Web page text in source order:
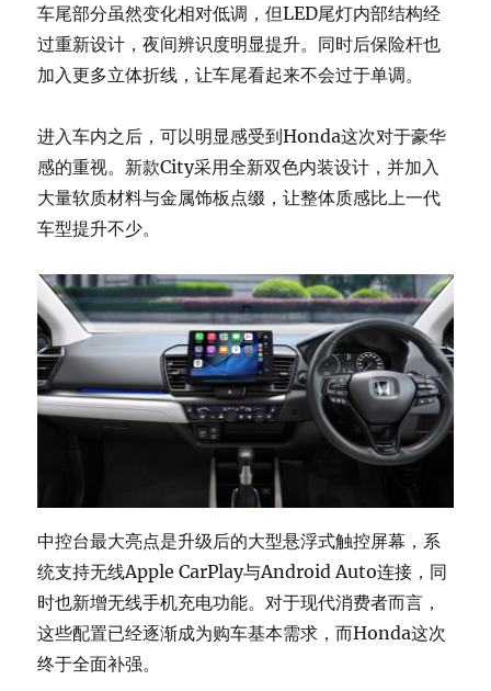
车尾部分虽然变化相对低调，但LED尾灯内部结构经
过重新设计，夜间辨识度明显提升。同时后保险杆也
加入更多立体折线，让车尾看起来不会过于单调。
进入车内之后，可以明显感受到Honda这次对于豪华
感的重视。新款City采用全新双色内装设计，并加入
大量软质材料与金属饰板点缀，让整体质感比上一代
车型提升不少。
中控台最大亮点是升级后的大型悬浮式触控屏幕，系
统支持无线Apple CarPlay与Android Auto连接，同
时也新增无线手机充电功能。对于现代消费者而言，
这些配置已经逐渐成为购车基本需求，而Honda这次
终于全面补强。